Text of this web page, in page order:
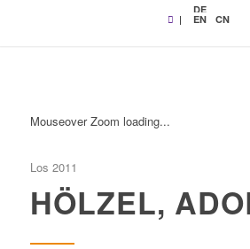
|
DE
EN CN
Mouseover Zoom loading...
Los 2011
HÖLZEL,